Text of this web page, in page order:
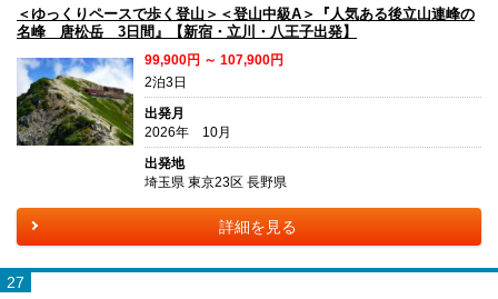
＜ゆっくりペースで歩く登山＞＜登山中級A＞『人気ある後立山連峰の
名峰 唐松岳 3日間』【新宿・立川・八王子出発】
99,900円 ～ 107,900円
2泊3日
出発月
2026年 10月
出発地
埼玉県 東京23区 長野県
詳細を見る
27